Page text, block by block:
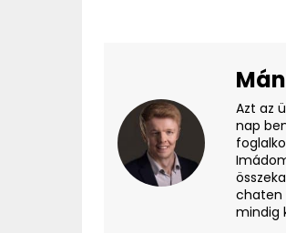
Azt az
nap
chaten
mindig